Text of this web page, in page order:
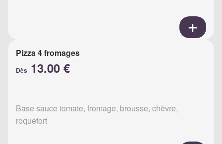
Pizza 4 fromages
Dès 13.00 €
Base sauce tomate, fromage, brousse, chèvre,
roquefort